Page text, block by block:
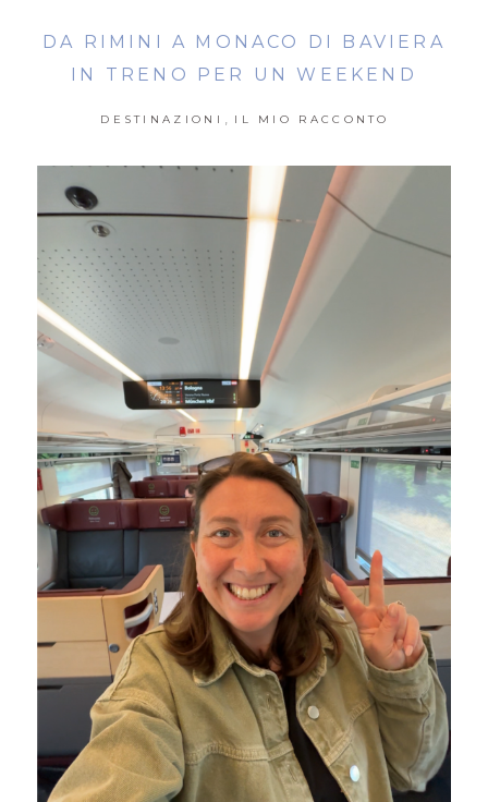
DA RIMINI A MONACO DI BAVIERA
IN TRENO PER UN WEEKEND
DESTINAZIONI IL MIO RACCONTO